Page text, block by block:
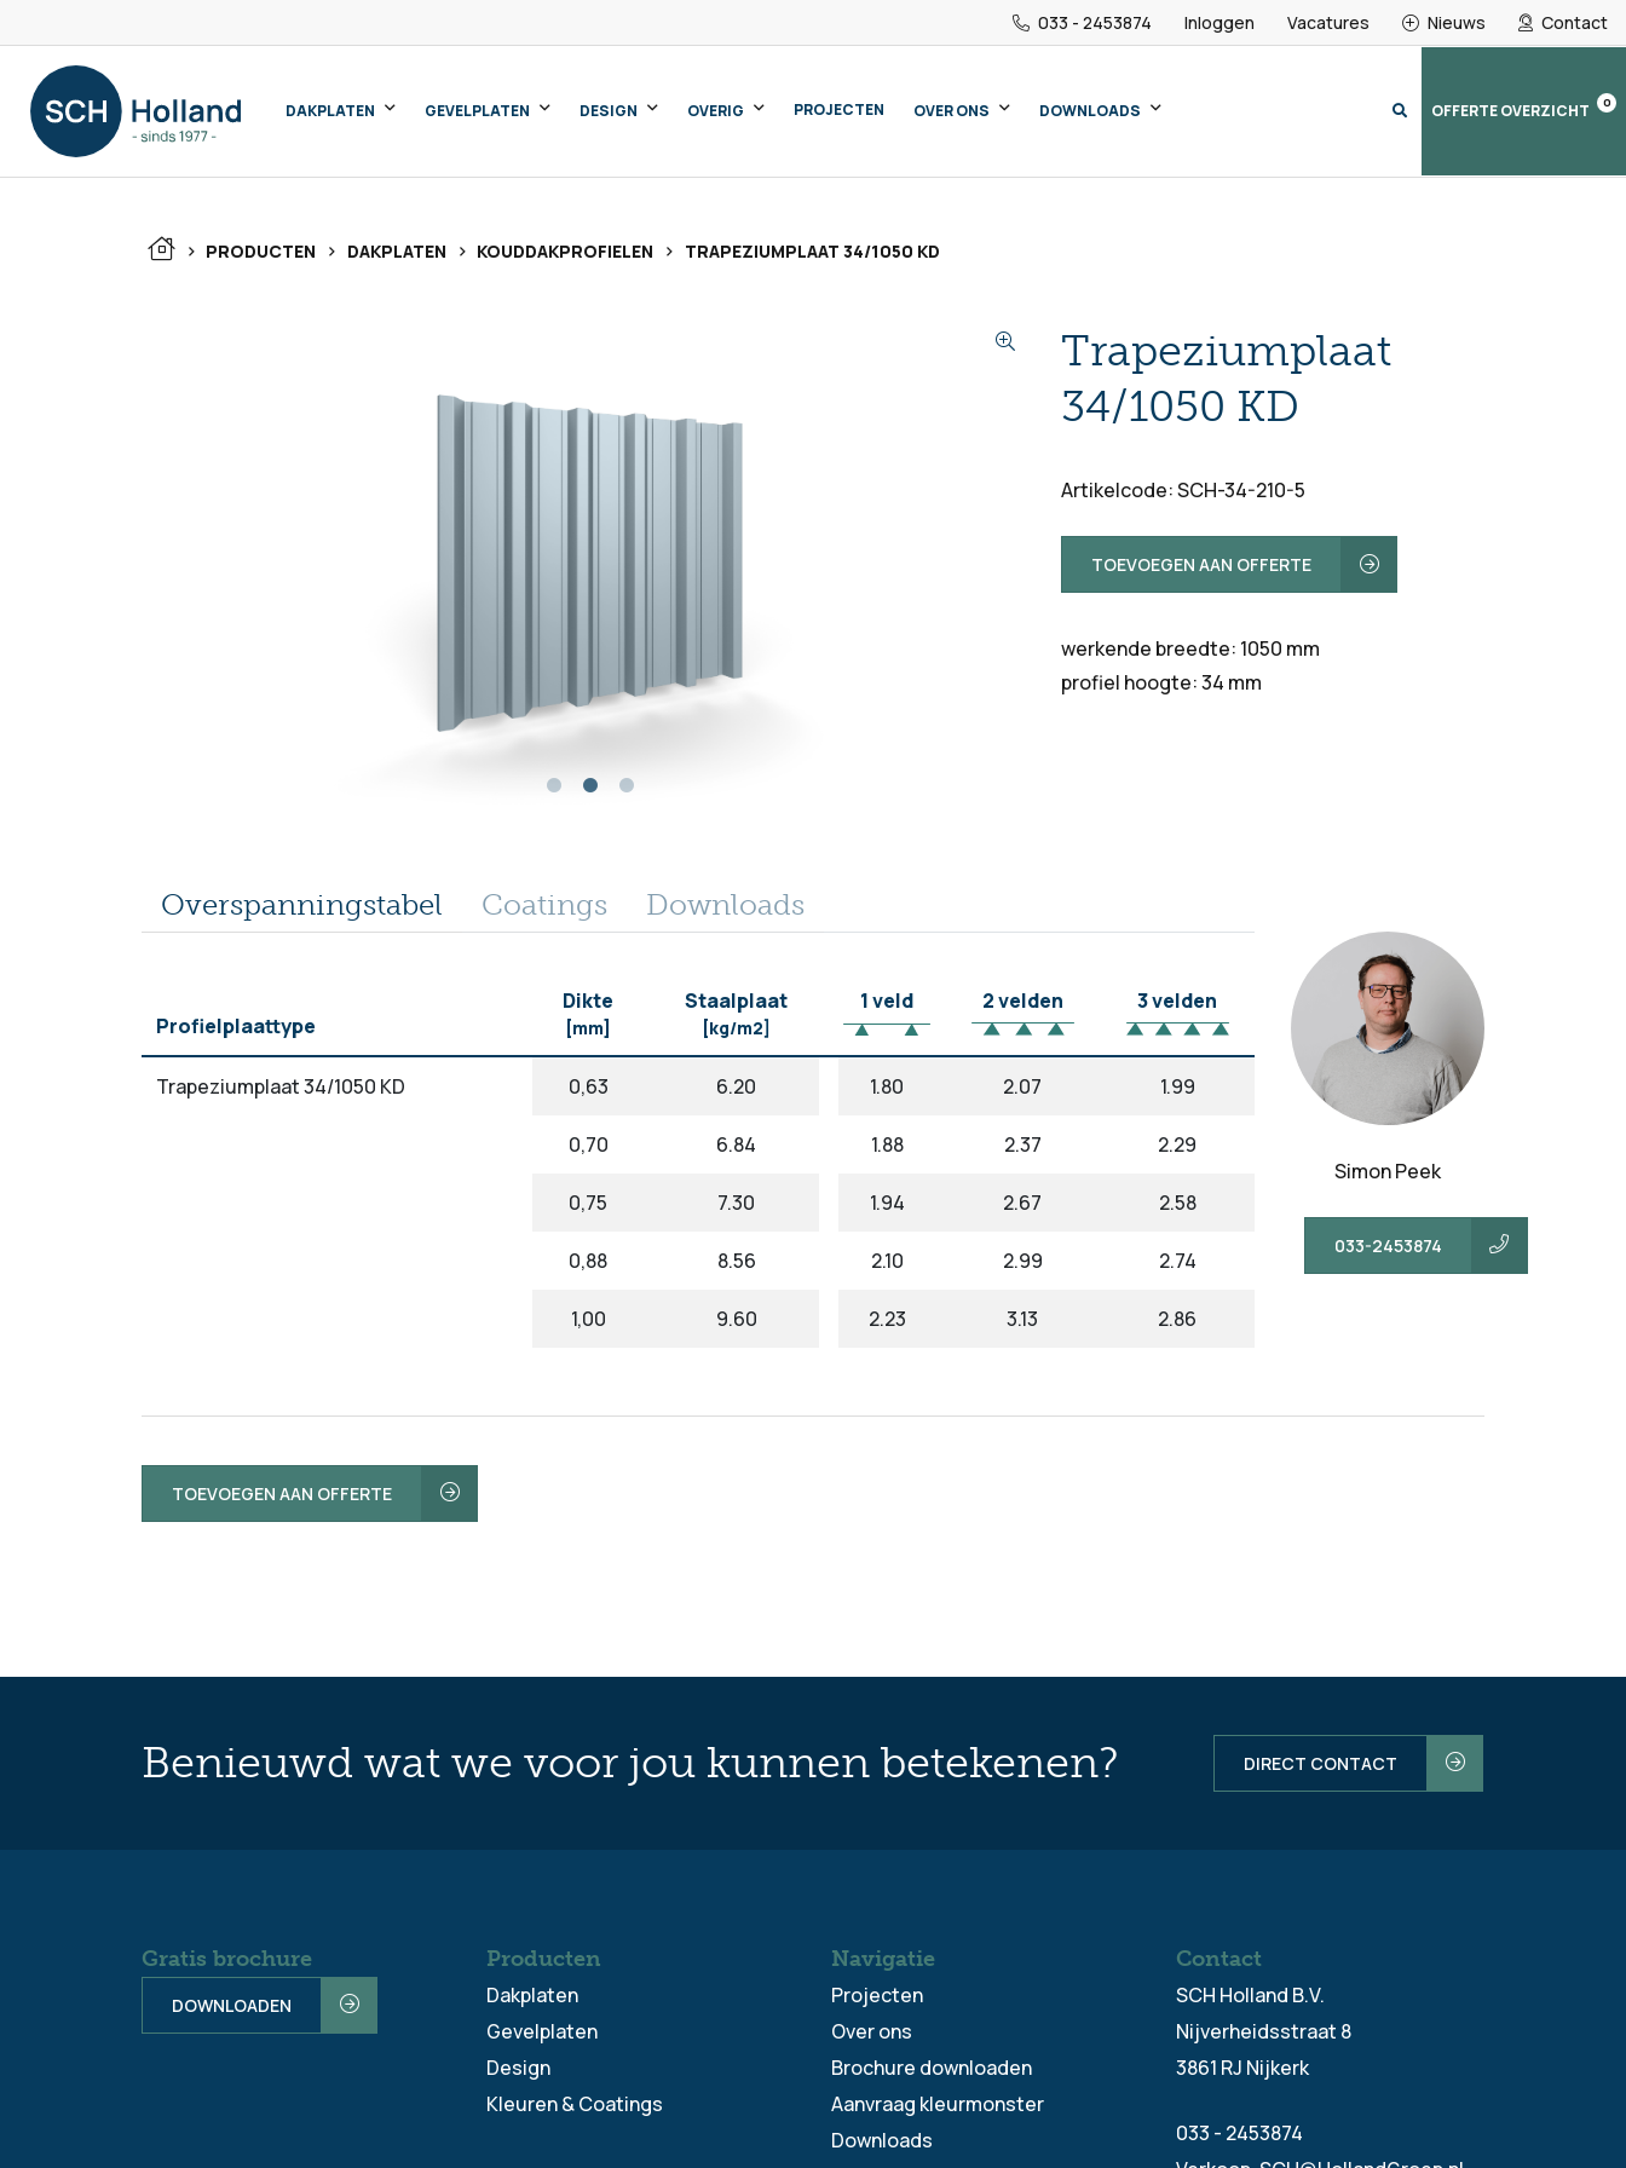
033 - 2453874 Inloggen Vacatures Nieuws Contact
DAKPLATEN GEVELPLATEN DESIGN OVERIG PROJECTEN OVER ONS DOWNLOADS OFFERTE OVERZICHT 0
> PRODUCTEN > DAKPLATEN > KOUDDAKPROFIELEN > TRAPEZIUMPLAAT 34/1050 KD
Trapeziumplaat
34/1050 KD
Artikelcode: SCH-34-210-5
TOEVOEGEN AAN OFFERTE
werkende breedte: 1050 mm
profiel hoogte: 34 mm
Overspanningstabel Coatings Downloads
Profielplaattype
Dikte
[mm]
Staalplaat
[kg/m2]
1 veld 2 velden 3 velden
Trapeziumplaat 34/1050 KD 0,63 6.20 1.80 2.07 1.99
0,70 6.84 1.88 2.37 2.29
0,75 7.30 1.94 2.67 2.58
0,88 8.56 2.10 2.99 2.74
1,00 9.60 2.23 3.13 2.86
Simon Peek
033-2453874
TOEVOEGEN AAN OFFERTE
Benieuwd wat we voor jou kunnen betekenen? DIRECT CONTACT
Gratis brochure
DOWNLOADEN
Producten
Dakplaten
Gevelplaten
Design
Kleuren & Coatings
Navigatie
Projecten
Over ons
Brochure downloaden
Aanvraag kleurmonster
Downloads
Contact
SCH Holland B.V.
Nijverheidsstraat 8
3861 RJ Nijkerk
033 - 2453874